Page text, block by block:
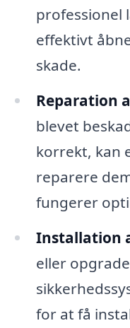
professionel
effektivt
skade.
Reparation
blevet
korrekt, kan
reparere
fungerer
Installation
eller
for at få